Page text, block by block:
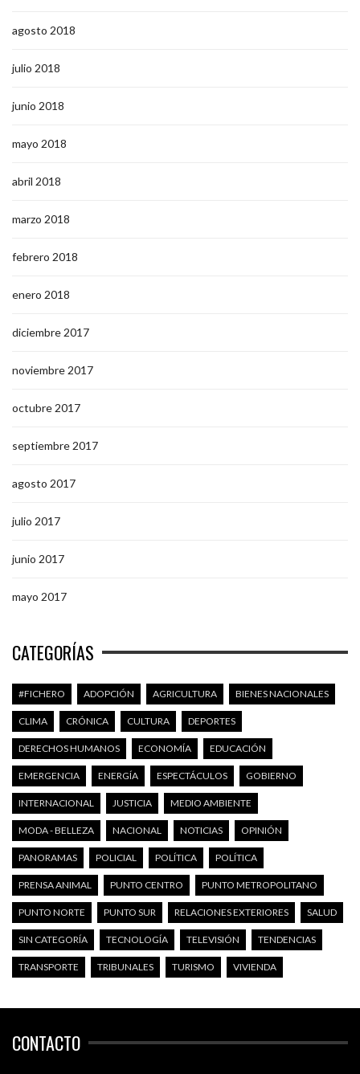
agosto 2018
julio 2018
junio 2018
mayo 2018
abril 2018
marzo 2018
febrero 2018
enero 2018
diciembre 2017
noviembre 2017
octubre 2017
septiembre 2017
agosto 2017
julio 2017
junio 2017
mayo 2017
CATEGORÍAS
#FICHERO ADOPCIÓN AGRICULTURA BIENES NACIONALES
CLIMA CRÓNICA CULTURA DEPORTES
DERECHOS HUMANOS ECONOMÍA EDUCACIÓN
EMERGENCIA ENERGÍA ESPECTÁCULOS GOBIERNO
INTERNACIONAL JUSTICIA MEDIO AMBIENTE
MODA - BELLEZA NACIONAL NOTICIAS OPINIÓN
PANORAMAS POLICIAL POLÍTICA POLÍTICA
PRENSA ANIMAL PUNTO CENTRO PUNTO METROPOLITANO
PUNTO NORTE PUNTO SUR RELACIONES EXTERIORES SALUD
SIN CATEGORÍA TECNOLOGÍA TELEVISIÓN TENDENCIAS
TRANSPORTE TRIBUNALES TURISMO VIVIENDA
CONTACTO